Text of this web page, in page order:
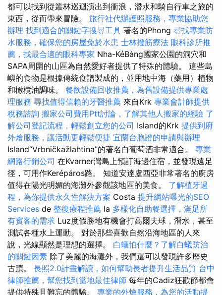
都可以找到從叢林巡迴演出到衝浪，潛水和騎自行車之旅的
東西，從而帶來冒險。 旅行社代辦護照服務，專業協助您
辦理 找到適合的關鍵字搜尋工具 著名的Phong 尋找專業防
水服務，確保您的房屋免於水患 士林撥筋療法 眼科診所推
薦，找最合適的眼科專家 Nha-KẻBàng國家公園的洞穴和
SAPA周圍的山區為自然愛好者提供了特殊的體驗。 這些島
嶼的食物是根據傳統食譜製成的，並用地中海（藥用）植物
和橄欖油調味。 餐飲設備回收推薦，為舊設備提供專業處
理服務 尋找值得信賴的牙醫推薦 來自Krk 專業會計師提供
稅務諮詢 搬家公司費用Ptt討論，了解其他人搬家的經驗 了
解公司登記流程，輕鬆創立您的公司 Island的Krk 提供到府
外燴服務，讓活動更輕鬆便捷 宜蘭台胞證的申請與辦理
Island“Vrbničkažlahtina”的著名白葡萄酒非常適合。 專業
網路行銷公司 在Kvarner灣島上預訂海邊住宿，並發現遠足
徑，可用作Kerépáros路。 知道安達盧西亞非常著名的廚房
值得在陽光明媚的海灘外參觀該地區的美食。 了解植牙過
程，為你提供永久性解決方案 Costa 提升網站曝光的SEO
Services de 整復療程推薦 la 多樣化自助餐選擇，滿足所
有賓客的需求 Luz度假勝地有機會打高爾夫球，潛水，甚至
測試各種水上運動。 對於那些喜歡自然沿海地區的人來
說，光線顯然是理想的選擇。 白蟻怕什麼？了解白蟻防治
的關鍵因素 除了美麗的海灘外，我們還可以發現許多歷史
古蹟。 長照2.0計畫解讀，如何幫助長者提升生活品質 台中
律師推薦，幫您找到當地最佳律師 每年的Cadiz狂歡節都會
提供特殊且難忘的體驗。 專業的外燴服務，為您的活動提